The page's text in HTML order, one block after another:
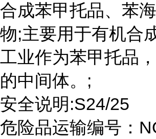
合成苯甲托品、苯
物;主要用于有机合
工业作为苯甲托品
的中间体。;
安全说明:S24/25
危险品运输编号：